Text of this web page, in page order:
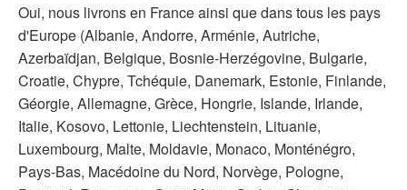
Oui, nous livrons en France ainsi que dans tous les pays
d'Europe (Albanie, Andorre, Arménie, Autriche,
Azerbaïdjan, Belgique, Bosnie-Herzégovine, Bulgarie,
Croatie, Chypre, Tchéquie, Danemark, Estonie, Finlande,
Géorgie, Allemagne, Grèce, Hongrie, Islande, Irlande,
Italie, Kosovo, Lettonie, Liechtenstein, Lituanie,
Luxembourg, Malte, Moldavie, Monaco, Monténégro,
Pays-Bas, Macédoine du Nord, Norvège, Pologne,